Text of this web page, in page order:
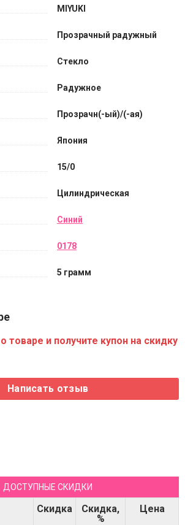
MIYUKI
Прозрачный радужный
Стекло
Радужное
Прозрачн(-ый)/(-ая)
Япония
15/0
Цилиндрическая
Синий
0178
5 грамм
товаре и получите купон на скидку
ДОСТУПНЫЕ СКИДКИ
Скидка
Скидка,
%
Цена